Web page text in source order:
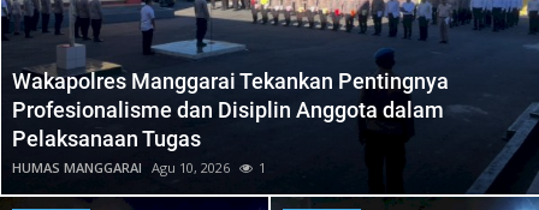
Kapolres Manggarai Imbau Masyarakat Waspada Cuaca
Reskrim
Lantas
Giat Ops
Wakapolres Manggarai Tekankan Pentingnya
Profesionalisme dan Disiplin Anggota dalam
Pelaksanaan Tugas
HUMAS MANGGARAI Agu 10, 2026 1